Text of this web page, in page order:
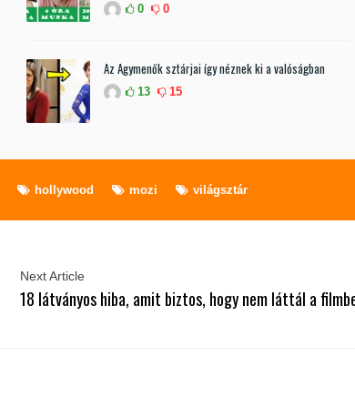
0 0
Az Agymenők sztárjai így néznek ki a valóságban
13 15
hollywood mozi világsztár
Next Article
18 látványos hiba, amit biztos, hogy nem láttál a